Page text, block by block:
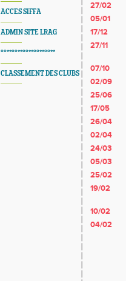
ACCES SIFFA
ADMIN SITE LRAG
°°**°°**°°**°°**°°**
CLASSEMENT DES CLUBS
27/02
05/01
17/12
27/11
07/10
02/09
25/06
17/05
26/04
02/04
24/03
05/03
25/02
19/02
10/02
04/02